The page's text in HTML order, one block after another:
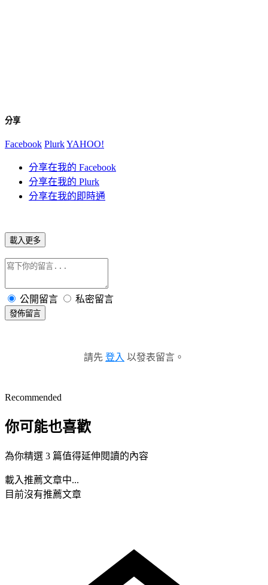
分享
Facebook PlurkYAHOO!
分享在我的 Facebook
分享在我的 Plurk
分享在我的即時通
載入更多
公開留言 私密留言
發佈留言
請先 登入 以發表留言。
Recommended
你可能也喜歡
為你精選 3 篇值得延伸閱讀的內容
載入推薦文章中...
目前沒有推薦文章